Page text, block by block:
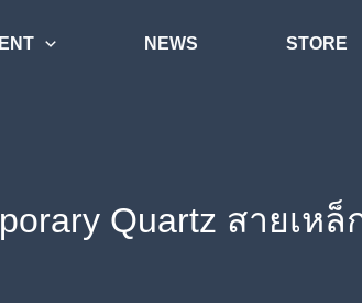
NEWS STORE
Quartz สายเหล็